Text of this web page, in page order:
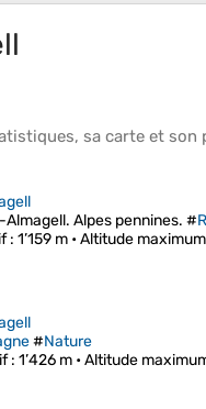
, sa carte et son
Alpes pennines. #
: 1’159 m •Altitude maximum
#Nature
: 1’426 m •Altitude